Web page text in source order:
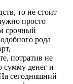
то не стоит
просто
срочный
рода
потратив не
сумму денег и
сегодняшний